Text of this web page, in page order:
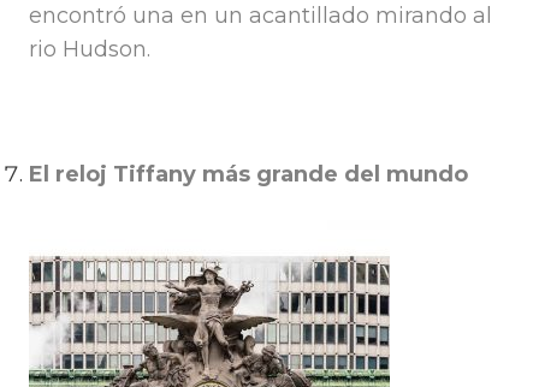
encontró una en un acantillado mirando al
rio Hudson.
El reloj Tiffany más grande del mundo